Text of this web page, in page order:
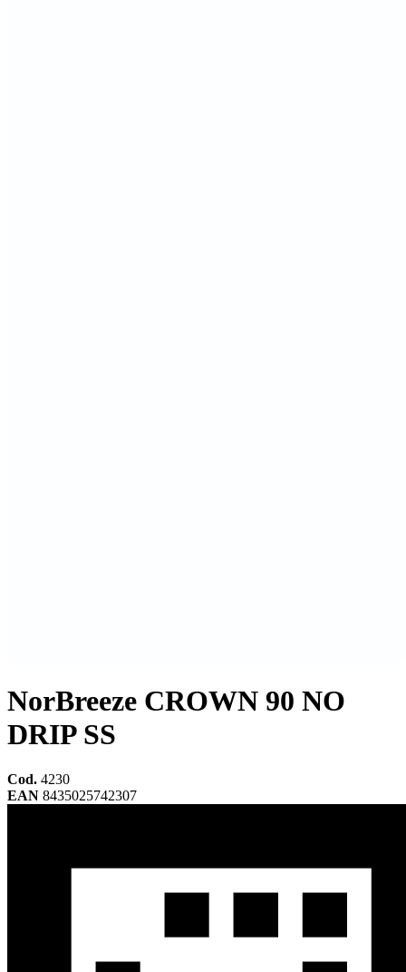
NorBreeze CROWN 90 NO
DRIP SS
Cod. 4230
EAN 8435025742307